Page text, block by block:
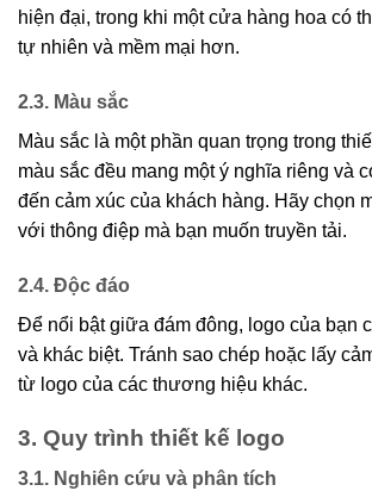
hiện đại, trong khi một cửa hàng hoa có
tự nhiên và mềm mại hơn.
2.3. Màu sắc
Màu sắc là một phần quan trọng trong
màu sắc đều mang một ý nghĩa riêng và
đến cảm xúc của khách hàng. Hãy chọn
với thông điệp mà bạn muốn truyền tải.
2.4. Độc đáo
Để nổi bật giữa đám đông, logo của bạn
và khác biệt. Tránh sao chép hoặc lấy
từ logo của các thương hiệu khác.
3. Quy trình thiết kế logo
3.1. Nghiên cứu và phân tích